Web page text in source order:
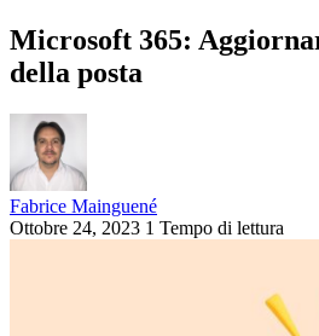
Microsoft 365:
della posta
Fabrice Mainguené
Ottobre 24, 2023 1 Tempo di lettura